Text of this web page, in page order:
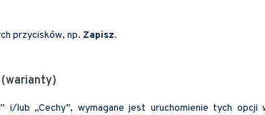
przycisków, np. Zapisz.
(warianty)
i/lub „Cechy”, wymagane jest uruchomienie tych opcji